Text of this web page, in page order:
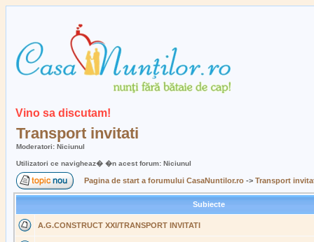
Vino sa discutam!
Transport invitati
Moderatori: Niciunul
Utilizatori ce navigheaz� �n acest forum: Niciunul
Pagina de start a forumului CasaNuntilor.ro -> Transport
Subiecte
A.G.CONSTRUCT XXI/TRANSPORT INVITATI